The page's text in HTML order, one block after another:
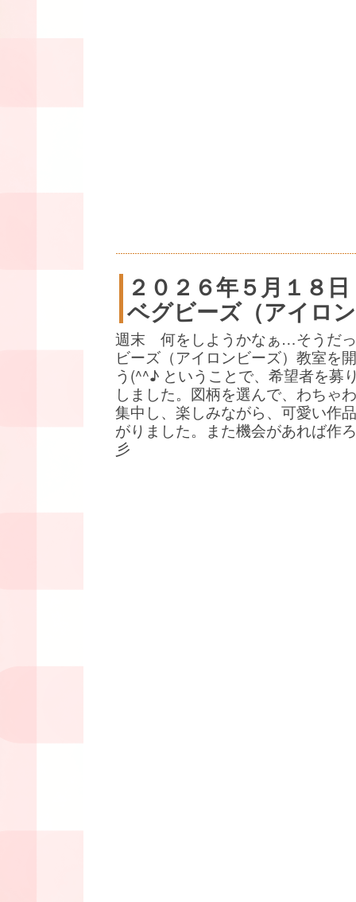
２０２６年５月１８日
ベグビーズ（アイロ
週末 何をしようかなぁ…そうだ
ビーズ（アイロンビーズ）教室を
う(^^♪ ということで、希望者を募
しました。図柄を選んで、わちゃ
集中し、楽しみながら、可愛い作
がりました。また機会があれば作
彡